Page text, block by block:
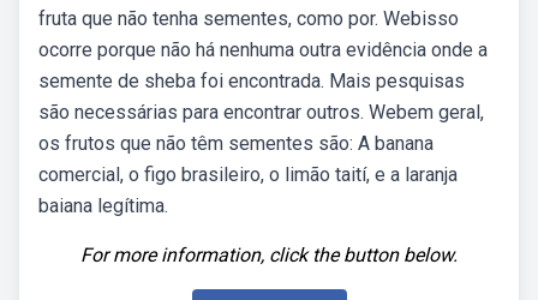
fruta que não tenha sementes, como por. Webisso
ocorre porque não há nenhuma outra evidência onde a
semente de sheba foi encontrada. Mais pesquisas
são necessárias para encontrar outros. Webem geral,
os frutos que não têm sementes são: A banana
comercial, o figo brasileiro, o limão taití, e a laranja
baiana legítima.
For more information, click the button below.